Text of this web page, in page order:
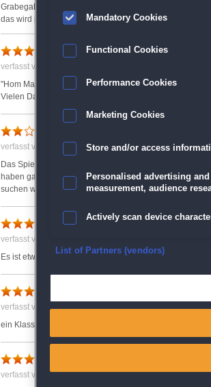
Grabegabel = Rechen, Kassette = Klebeband, Zirkel =
das wird jeder Spieler selber feststellen.
verfasst von Anonym am 12.04.2018 um 13:09
"Hom Makeover" ist ein sehr interessantes und vor
Vielen Dank
verfasst von Anonym am 14.11.2018 um 18:28
Das Spiel hakt sehr oft und manche Begriffe die gesucht
haben ganz andere Bezeichnungen die wir so nicht
suchen würde. Nicht so toll das Spiel
verfasst von Anonym am 08.07.2018 um 16:33
Es ist etwas langweilig, habe schon bessere gespielt
verfasst von Anonym am 09.05.2018 um 12:59
ein Klassespiel.
verfasst von Anonym am 28.03.2018 um 19:46
Mandatory Cookies
Functional Cookies
Performance Cookies
Marketing Cookies
Store and/or access
Personalised advertising
measurement, audience
Actively scan device
Ensure security, prevent
List of Partners (vendors)